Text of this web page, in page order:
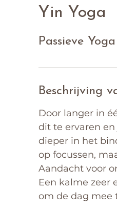
Yin Yoga
Passieve
Beschrijving
Door langer in
dit te ervaren
dieper in het
op focussen,
Aandacht voor
Een kalme zeer
om de dag mee